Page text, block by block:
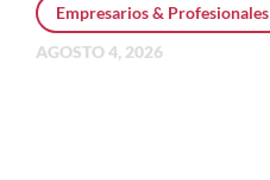
Empresarios & Profesionales
AGOSTO 4, 2026